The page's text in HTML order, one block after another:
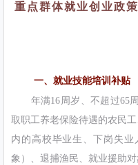
重点群体就业创业政策
一、就业技能培训补贴
年满16周岁、不超过65周
取职工养老保险待遇的农民
内的高校毕业生、下岗失
象）、退捕渔民、就业援助对